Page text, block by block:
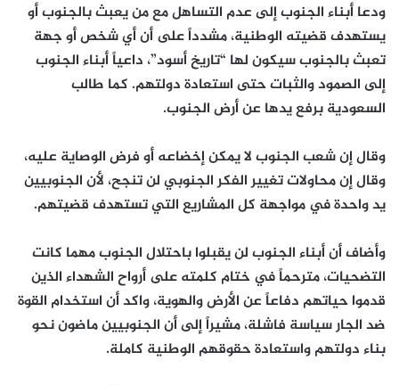
ودعا أبناء الجنوب إلى عدم التساهل مع من يعبث بالجنوب أو
يستهدف قضيته الوطنية، مشدداً على أن أي شخص أو جهة
تعبث بالجنوب سيكون لها “تاريخ أسود”، داعياً أبناء الجنوب
إلى الصمود والثبات حتى استعادة دولتهم. كما طالب
السعودية برفع يدها عن أرض الجنوب.
وقال إن شعب الجنوب لا يمكن إخضاعه أو فرض الوصاية عليه،
وقال إن محاولات تغيير الفكر الجنوبي لن تنجح، لأن الجنوبيين
يد واحدة في مواجهة كل المشاريع التي تستهدف قضيتهم.
وأضاف أن أبناء الجنوب لن يقبلوا باحتلال الجنوب مهما كانت
التضحيات، مترحماً في ختام كلمته على أرواح الشهداء الذين
قدموا حياتهم دفاعاً عن الأرض والهوية، واكد أن استخدام القوة
ضد الجار سياسة فاشلة، مشيراً إلى أن الجنوبيين ماضون نحو
بناء دولتهم واستعادة حقوقهم الوطنية كاملة.